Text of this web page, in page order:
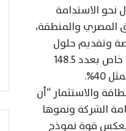
الاستدامة
المصري والمنطقة،
المتخصصة وتقديم حلول
الطاقة المتكاملة، فيما يتضمن الطرح نحو 247.5 مليون سهم، موزعة بين طرح خاص بعدد 148.5
والاستثمار “أن
الشركة ونموها
قوة نموذج